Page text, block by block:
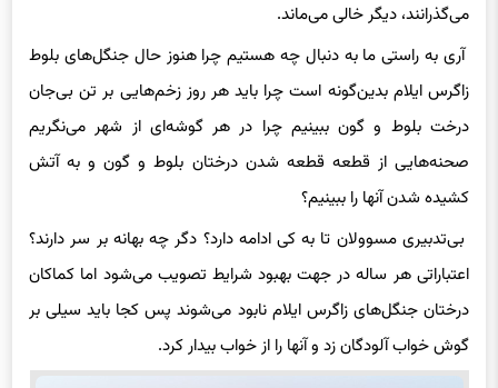
می‌گذرانند، دیگر خالی می‌ماند.
آری به راستی ما به دنبال چه هستیم چرا هنوز حال جنگل‌های بلوط
زاگرس ایلام بدین‌گونه است چرا باید هر روز زخم‌هایی بر تن بی‌جان
درخت بلوط و گون ببینیم چرا در هر گوشه‌ای از شهر می‌نگریم
صحنه‌هایی از قطعه قطعه شدن درختان بلوط و گون و به آتش
کشیده شدن آنها را ‌ببینیم‌؟
بی‌تدبیری مسوولان تا به کی ادامه دارد؟ دگر چه بهانه بر سر دارند؟
اعتباراتی هر ساله در جهت بهبود شرایط تصویب می‌شود اما کماکان
درختان جنگل‌های زاگرس ایلام نابود می‌شوند پس کجا باید سیلی بر
گوش خواب آلودگان زد و آنها را از خواب بیدار کرد.